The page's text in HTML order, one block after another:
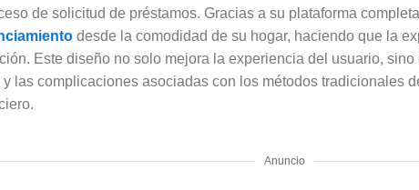
de solicitud de préstamos. Gracias a su plataforma
desde la comodidad de su hogar, haciendo que la
Este diseño no solo mejora la experiencia del usuario, sino
las complicaciones asociadas con los métodos tradicionales
Anuncio